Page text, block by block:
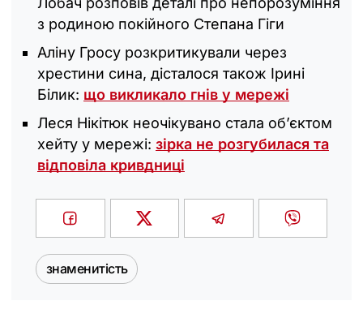
з родиною покійного Степана Гіги
Аліну Гросу розкритикували через
хрестини сина, дісталося також Ірині
Білик: що викликало гнів у мережі
Леся Нікітюк неочікувано стала об’єктом
хейту у мережі: зірка не розгубилася та
відповіла кривдниці
знаменитість